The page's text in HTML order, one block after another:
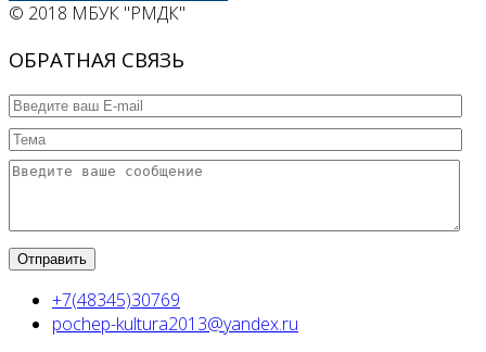
© 2018 МБУК "РМДК"
ОБРАТНАЯ СВЯЗЬ
+7(48345)30769
pochep-kultura2013@yandex.ru